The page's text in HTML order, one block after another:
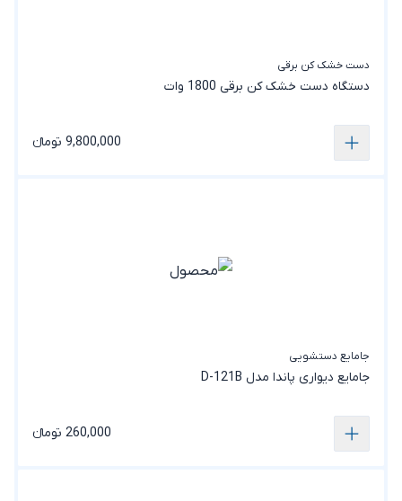
دست خشک کن برقی
دستگاه دست خشک کن برقی 1800 وات
9,800,000 تومانء
جامایع دستشویی
جامایع دیواری پاندا مدل D-121B
260,000 تومانء